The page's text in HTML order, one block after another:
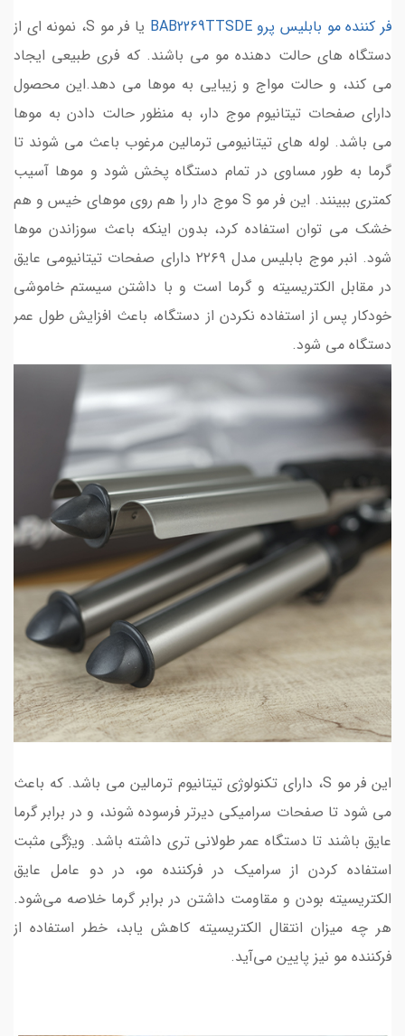
فر کننده مو بابلیس پرو BAB2269TTSDE
یا فر مو S، نمونه ای از
دستگاه های حالت دهنده مو می باشند. که فری طبیعی ایجاد
می کند، و حالت مواج و زیبایی به موها می دهد.این محصول
دارای صفحات تیتانیوم موج دار، به منظور حالت دادن به موها
می باشد. لوله های تیتانیومی ترمالین مرغوب باعث می شوند تا
گرما به طور مساوی در تمام دستگاه پخش شود و موها آسیب
کمتری ببینند. این فر مو S موج دار را هم روی موهای خیس و هم
خشک می توان استفاده کرد، بدون اینکه باعث سوزاندن موها
شود. انبر موج بابلیس مدل ۲۲۶۹ دارای صفحات تیتانیومی عایق
در مقابل الکتریسیته و گرما است و با داشتن سیستم خاموشی
خودکار پس از استفاده نکردن از دستگاه، باعث افزایش طول عمر
دستگاه می شود.
این فر مو S، دارای تکنولوژی تیتانیوم ترمالین می باشد. که باعث
می شود تا صفحات سرامیکی دیرتر فرسوده شوند، و در برابر گرما
عایق باشند تا دستگاه عمر طولانی تری داشته باشد. ویژگی مثبت
استفاده‌ کردن از سرامیک در فرکننده مو، در دو عامل عایق
الکتریسیته بودن و مقاومت داشتن در برابر گرما خلاصه می‌شود.
هر چه میزان انتقال الکتریسیته کاهش یابد، خطر استفاده از
فرکننده مو نیز پایین می‌آید.